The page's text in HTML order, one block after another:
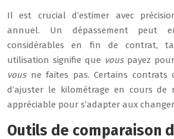
Il est crucial d’estimer avec
annuel. Un dépassement peut
considérables en fin de contrat,
utilisation signifie que vous payez
vous ne faites pas. Certains contrats
d’ajuster le kilométrage en cours de
appréciable pour s’adapter aux
Outils de comparaison